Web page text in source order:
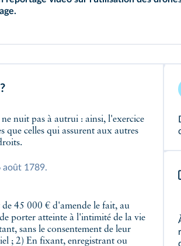
que celles qui assurent aux autres
août 1789.
45 000 € d'amende le fait, au
porter atteinte à l'intimité de la vie
sans le consentement de leur
; 2) En fixant, enregistrant ou